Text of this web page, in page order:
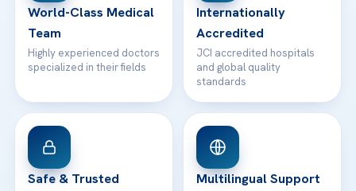
World-Class Medical
Team
Highly experienced doctors
specialized in their fields
Internationally
Accredited
JCI accredited hospitals
and global quality
standards
Safe & Trusted Multilingual Support